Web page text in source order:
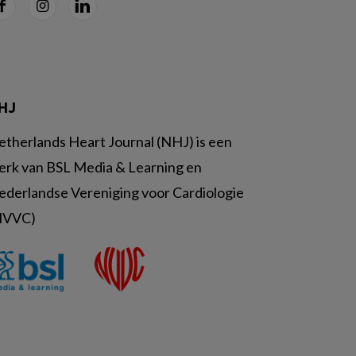
Heart Journal (NHJ) is een
van BSL Media & Learning en
Vereniging voor Cardiologie